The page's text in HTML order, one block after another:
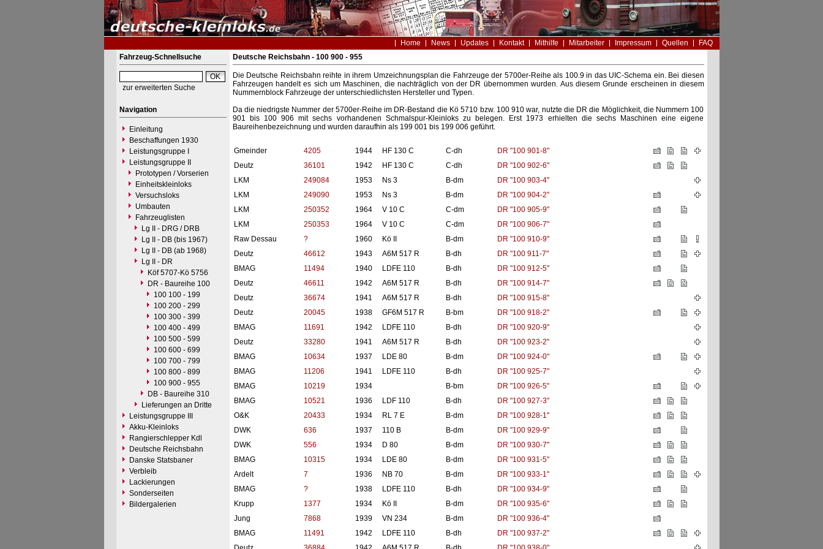
Home News Updates Kontakt Mithilfe Mitarbeiter Impressum Quellen
FAQ
Fahrzeug-Schnellsuche
zur erweiterten Suche
Navigation
Einleitung
Beschaffungen 1930
Leistungsgruppe I
Leistungsgruppe II
Prototypen / Vorserien
Einheitskleinloks
Versuchsloks
Umbauten
Fahrzeuglisten
Lg II - DRG / DRB
Lg II - DB (bis 1967)
Lg II - DB (ab 1968)
Lg II - DR
Köf 5707-Kö 5756
DR - Baureihe 100
100 100 - 199
100 200 - 299
100 300 - 399
100 400 - 499
100 500 - 599
100 600 - 699
100 700 - 799
100 800 - 899
100 900 - 955
DB - Baureihe 310
Lieferungen an Dritte
Leistungsgruppe III
Akku-Kleinloks
Rangierschlepper Kdl
Deutsche Reichsbahn
Danske Statsbaner
Verbleib
Lackierungen
Sonderseiten
Bildergalerien
Deutsche Reichsbahn - 100 900 - 955
Die Deutsche Reichsbahn reihte in ihrem Umzeichnungsplan die Fahrzeuge der 5700er-Reihe als 100.9 in das UIC-Schema ein. Bei diesen
Fahrzeugen handelt es sich um Maschinen, die nachträglich von der DR übernommen wurden. Aus diesem Grunde erscheinen in diesem
Nummernblock Fahrzeuge der unterschiedlichsten Hersteller und Typen.
Da die niedrigste Nummer der 5700er-Reihe im DR-Bestand die Kö 5710 bzw. 100 910 war, nutzte die DR die Möglichkeit, die Nummern 100
901 bis 100 906 mit sechs vorhandenen Schmalspur-Kleinloks zu belegen. Erst 1973 erhielten die sechs Maschinen eine eigene
Baureihenbezeichnung und wurden daraufhin als 199 001 bis 199 006 geführt.
Gmeinder 4205 1944 HF 130 C C-dh
DR "100 901-8"
Deutz
36101 1942 HF 130 C C-dh
DR "100 902-6"
LKM
249084 1953 Ns 3 B-dm
DR "100 903-4"
LKM
249090 1953 Ns 3 B-dm
DR "100 904-2"
LKM
250352 1964 V 10 C C-dm
DR "100 905-9"
LKM
250353 1964 V 10 C C-dm
DR "100 906-7"
Raw Dessau
? 1960 Kö II B-dm
DR "100 910-9"
Deutz
46612 1943 A6M 517 R B-dh
DR "100 911-7"
BMAG
11494 1940 LDFE 110 B-dh
DR "100 912-5"
Deutz
46611 1942 A6M 517 R B-dh
DR "100 914-7"
Deutz
36674 1941 A6M 517 R B-dh
DR "100 915-8"
Deutz
20045 1938 GF6M 517 R B-bm
DR "100 918-2"
BMAG
11691 1942 LDFE 110 B-dh
DR "100 920-9"
Deutz
33280 1941 A6M 517 R B-dh
DR "100 923-2"
BMAG
10634 1937 LDE 80 B-dm
DR "100 924-0"
BMAG
11206 1941 LDFE 110 B-dh
DR "100 925-7"
BMAG
10219 1934 B-bm
DR "100 926-5"
BMAG
10521 1936 LDF 110 B-dh
DR "100 927-3"
O&K
20433 1934 RL 7 E B-dm
DR "100 928-1"
DWK
636 1937 110 B B-dm
DR "100 929-9"
DWK
556 1934 D 80 B-dm
DR "100 930-7"
BMAG
10315 1934 LDE 80 B-dm
DR "100 931-5"
Ardelt
7 1936 NB 70 B-dm
DR "100 933-1"
BMAG
? 1938 LDFE 110 B-dh
DR "100 934-9"
Krupp
1377 1934 Kö II B-dm
DR "100 935-6"
Jung
7868 1939 VN 234 B-dm
DR "100 936-4"
BMAG
11491 1942 LDFE 110 B-dh
DR "100 937-2"